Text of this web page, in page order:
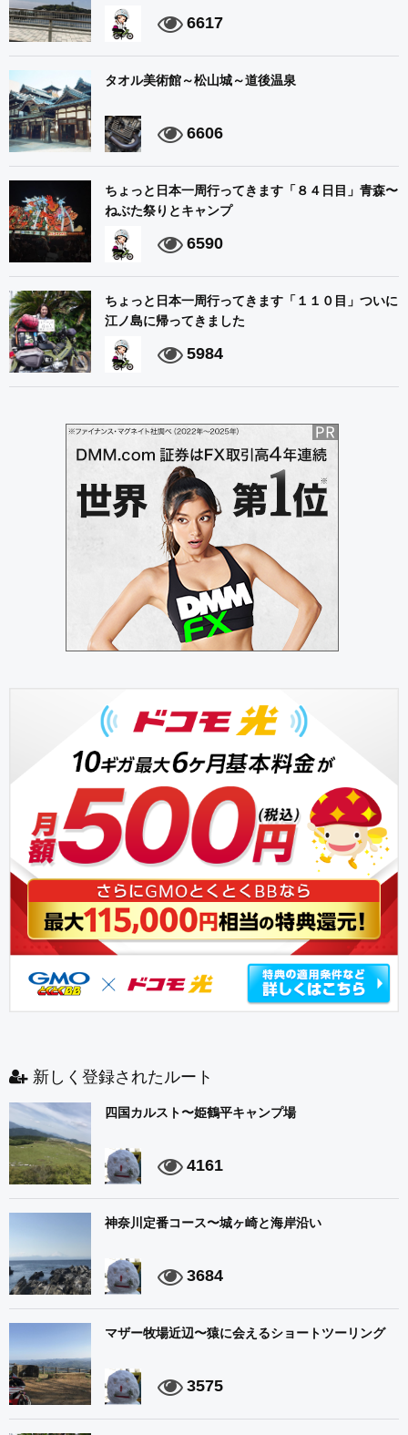
6617
タオル美術館～松山城～道後温泉
6606
ちょっと日本一周行ってきます「８４日目」青森〜
ねぶた祭りとキャンプ
6590
ちょっと日本一周行ってきます「１１０目」ついに
江ノ島に帰ってきました
5984
新しく登録されたルート
四国カルスト〜姫鶴平キャンプ場
4161
神奈川定番コース〜城ヶ崎と海岸沿い
3684
マザー牧場近辺〜猿に会えるショートツーリング
3575